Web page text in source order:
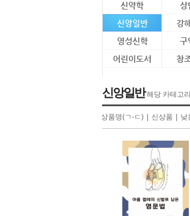
신약학
상
신앙일반
강
영성신학
구
어린이도서
창
신앙일반 해당 카테고
상품명(ㄱ-ㄷ) 신상품 낮